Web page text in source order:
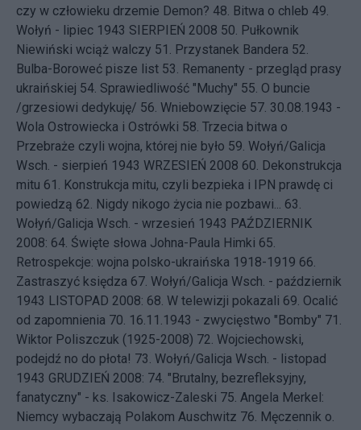
czy w człowieku drzemie Demon? 48. Bitwa o chleb 49.
Wołyń - lipiec 1943 SIERPIEŃ 2008 50. Pułkownik
Niewiński wciąż walczy 51. Przystanek Bandera 52.
Bulba-Boroweć pisze list 53. Remanenty - przegląd prasy
ukraińskiej 54. Sprawiedliwość "Muchy" 55. O buncie
/grzesiowi dedykuję/ 56. Wniebowzięcie 57. 30.08.1943 -
Wola Ostrowiecka i Ostrówki 58. Trzecia bitwa o
Przebraże czyli wojna, której nie było 59. Wołyń/Galicja
Wsch. - sierpień 1943 WRZESIEŃ 2008 60. Dekonstrukcja
mitu 61. Konstrukcja mitu, czyli bezpieka i IPN prawdę ci
powiedzą 62. Nigdy nikogo życia nie pozbawi... 63.
Wołyń/Galicja Wsch. - wrzesień 1943 PAŹDZIERNIK
2008: 64. Święte słowa Johna-Paula Himki 65.
Retrospekcje: wojna polsko-ukraińska 1918-1919 66.
Zastraszyć księdza 67. Wołyń/Galicja Wsch. - październik
1943 LISTOPAD 2008: 68. W telewizji pokazali 69. Ocalić
od zapomnienia 70. 16.11.1943 - zwycięstwo "Bomby" 71.
Wiktor Poliszczuk (1925-2008) 72. Wojciechowski,
podejdź no do płota! 73. Wołyń/Galicja Wsch. - listopad
1943 GRUDZIEŃ 2008: 74. "Brutalny, bezrefleksyjny,
fanatyczny" - ks. Isakowicz-Zaleski 75. Angela Merkel:
Niemcy wybaczają Polakom Auschwitz 76. Męczennik o.